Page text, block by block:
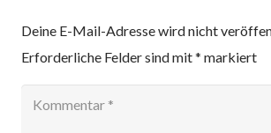
Deine E-Mail-Adresse wird nicht
Erforderliche Felder sind mit* markiert